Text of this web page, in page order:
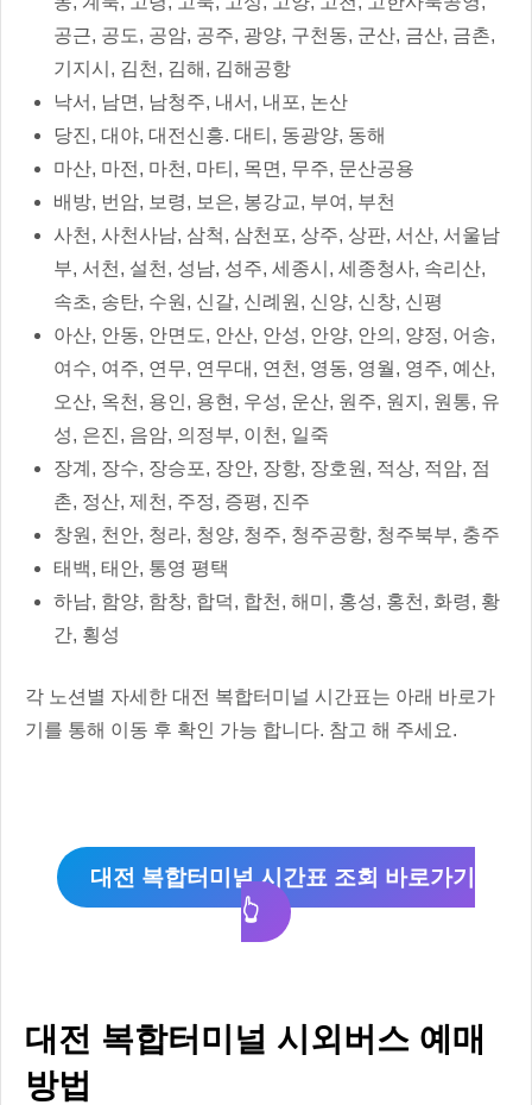
공근, 공도, 공암, 공주, 광양, 구천동, 군산, 금산, 금촌,
기지시, 김천, 김해, 김해공항
낙서, 남면, 남청주, 내서, 내포, 논산
당진, 대야, 대전신흥. 대티, 동광양, 동해
마산, 마전, 마천, 마티, 목면, 무주, 문산공용
배방, 번암, 보령, 보은, 봉강교, 부여, 부천
사천, 사천사남, 삼척, 삼천포, 상주, 상판, 서산, 서울남
부, 서천, 설천, 성남, 성주, 세종시, 세종청사, 속리산,
속초, 송탄, 수원, 신갈, 신례원, 신양, 신창, 신평
아산, 안동, 안면도, 안산, 안성, 안양, 안의, 양정, 어송,
여수, 여주, 연무, 연무대, 연천, 영동, 영월, 영주, 예산,
오산, 옥천, 용인, 용현, 우성, 운산, 원주, 원지, 원통, 유
성, 은진, 음암, 의정부, 이천, 일죽
장계, 장수, 장승포, 장안, 장항, 장호원, 적상, 적암, 점
촌, 정산, 제천, 주정, 증평, 진주
창원, 천안, 청라, 청양, 청주, 청주공항, 청주북부, 충주
태백, 태안, 통영 평택
하남, 함양, 함창, 합덕, 합천, 해미, 홍성, 홍천, 화령, 황
간, 횡성
각 노션별 자세한 대전 복합터미널 시간표는 아래 바로가
기를 통해 이동 후 확인 가능 합니다. 참고 해 주세요.
대전 복합터미널 시간표 조회 바로가기
👆
대전 복합터미널 시외버스 예매
방법